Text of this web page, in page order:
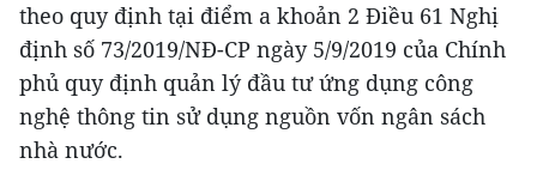
theo quy định tại điểm a khoản 2 Điều 61 Nghị
định số 73/2019/NĐ-CP ngày 5/9/2019 của Chính
phủ quy định quản lý đầu tư ứng dụng công
nghệ thông tin sử dụng nguồn vốn ngân sách
nhà nước.